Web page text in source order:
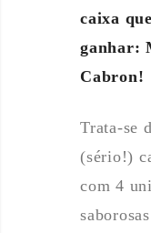
caixa
ganhar:
Cabron!
Trata-se
(sério!)
com 4